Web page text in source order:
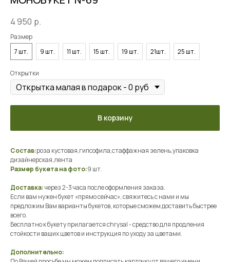
4 950 р.
Размер
7 шт.
9 шт. 11 шт. 15 шт. 19 шт. 21шт. 25 шт.
Открытки
В корзину
Состав:роза кустовая,гипсофила,стаффажная зелень,упаковка
дизайнерская,лента
Размер букета на фото:9 шт.
Доставка:через 2-3 часа после оформления заказа.
Если вам нужен букет «прямо сейчас», свяжитесь с нами и мы
предложим Вам варианты букетов, которые сможем доставить быстрее
всего.
Бесплатно к букету прилагается chrysal - средство для продления
стойкости ваших цветов и инструкция по уходу за цветами.
Дополнительно: